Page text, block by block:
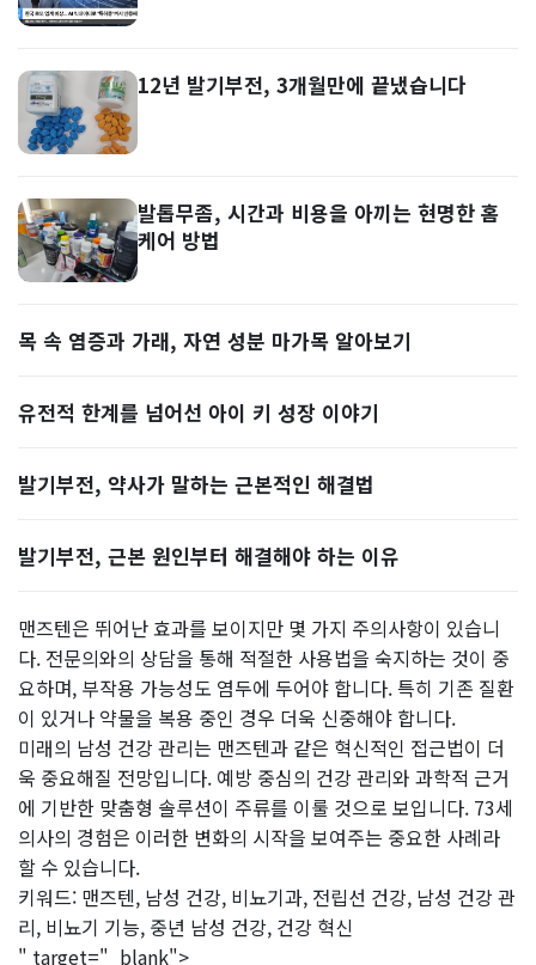
12년 발기부전, 3개월만에 끝냈습니다
발톱무좀, 시간과 비용을 아끼는 현명한 홈
케어 방법
목 속 염증과 가래, 자연 성분 마가목 알아보기
유전적 한계를 넘어선 아이 키 성장 이야기
발기부전, 약사가 말하는 근본적인 해결법
발기부전, 근본 원인부터 해결해야 하는 이유
맨즈텐은 뛰어난 효과를 보이지만 몇 가지 주의사항이 있습니
다. 전문의와의 상담을 통해 적절한 사용법을 숙지하는 것이 중
요하며, 부작용 가능성도 염두에 두어야 합니다. 특히 기존 질환
이 있거나 약물을 복용 중인 경우 더욱 신중해야 합니다.
미래의 남성 건강 관리는 맨즈텐과 같은 혁신적인 접근법이 더
욱 중요해질 전망입니다. 예방 중심의 건강 관리와 과학적 근거
에 기반한 맞춤형 솔루션이 주류를 이룰 것으로 보입니다. 73세
의사의 경험은 이러한 변화의 시작을 보여주는 중요한 사례라
할 수 있습니다.
키워드: 맨즈텐, 남성 건강, 비뇨기과, 전립선 건강, 남성 건강 관
리, 비뇨기 기능, 중년 남성 건강, 건강 혁신
" target="_blank">